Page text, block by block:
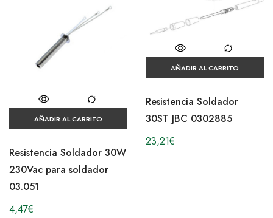
AÑADIR AL CARRITO
Resistencia Soldador 30W
230Vac para soldador
03.051
4,47€
AÑADIR AL CARRITO
Resistencia Soldador
30ST JBC 0302885
23,21€